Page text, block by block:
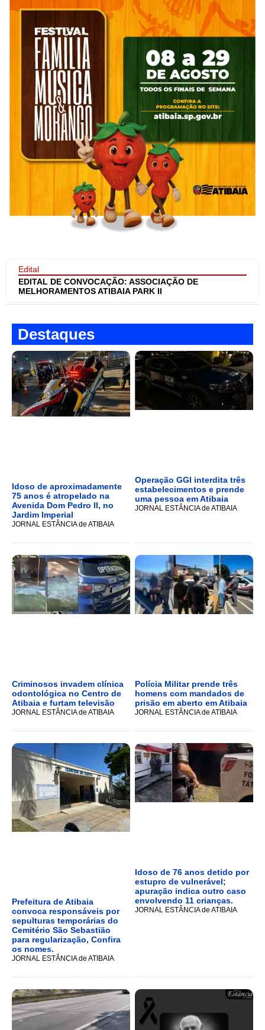
Edital
EDITAL DE CONVOCAÇÃO: ASSOCIAÇÃO DE
MELHORAMENTOS ATIBAIA PARK II
Destaques
Idoso de aproximadamente
75 anos é atropelado na
Avenida Dom Pedro II, no
Jardim Imperial
JORNAL ESTÂNCIA de ATIBAIA
Operação GGI interdita três
estabelecimentos e prende
uma pessoa em Atibaia
JORNAL ESTÂNCIA de ATIBAIA
Criminosos invadem clínica
odontológica no Centro de
Atibaia e furtam televisão
JORNAL ESTÂNCIA de ATIBAIA
Polícia Militar prende três
homens com mandados de
prisão em aberto em Atibaia
JORNAL ESTÂNCIA de ATIBAIA
Prefeitura de Atibaia
convoca responsáveis por
sepulturas temporárias do
Cemitério São Sebastião
para regularização, Confira
os nomes.
JORNAL ESTÂNCIA de ATIBAIA
Idoso de 76 anos detido por
estupro de vulnerável;
apuração indica outro caso
envolvendo 11 crianças.
JORNAL ESTÂNCIA de ATIBAIA